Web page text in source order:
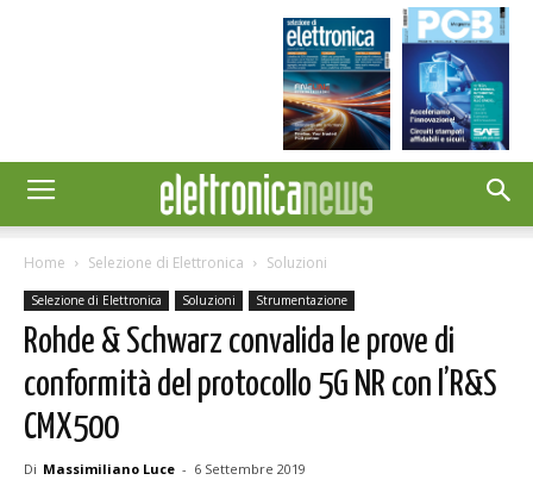
Home Selezione di Elettronica Soluzioni
Selezione di Elettronica Soluzioni Strumentazione
Rohde & Schwarz convalida le prove di
conformità del protocollo 5G NR con l’R&S
CMX500
Di Massimiliano Luce - 6 Settembre 2019